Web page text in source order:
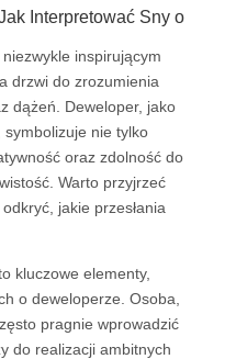
Interpretować Sny o
inspirującym
drzwi do zrozumienia
dążeń. Deweloper, jako
nie tylko
oraz zdolność do
Warto przyjrzeć
jakie przesłania
kluczowe elementy,
o deweloperze. Osoba,
pragnie wprowadzić
do realizacji ambitnych